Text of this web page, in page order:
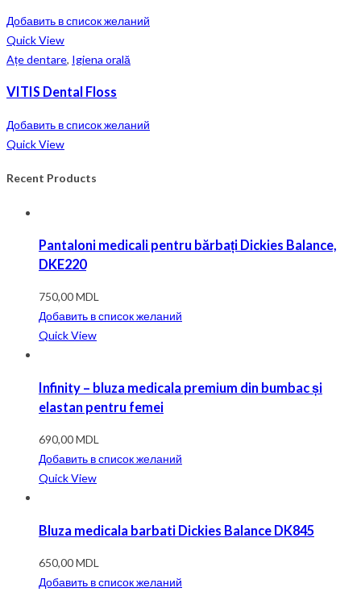
Добавить в список желаний
Quick View
Ațe dentare, Igiena orală
VITIS Dental Floss
Добавить в список желаний
Quick View
Recent Products
Pantaloni medicali pentru bărbați Dickies Balance,
DKE220
750,00MDL
Добавить в список желаний
Quick View
Infinity – bluza medicala premium din bumbac și
elastan pentru femei
690,00MDL
Добавить в список желаний
Quick View
Bluza medicala barbati Dickies Balance DK845
650,00MDL
Добавить в список желаний